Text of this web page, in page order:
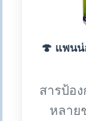
🍄 แพน
สารป้อ
หลาย